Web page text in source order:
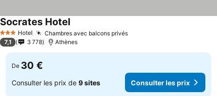
3 ÉtoilesHotel Chambres avec balcons privés
Socrates Hotel
7,1 3 778 Athènes
De 30 €
Consulter les prix de 9 sites Consulter les prix